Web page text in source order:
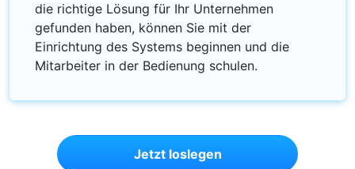
die richtige Lösung für Ihr Unternehmen
gefunden haben, können Sie mit der
Einrichtung des Systems beginnen und die
Mitarbeiter in der Bedienung schulen.
Jetzt loslegen